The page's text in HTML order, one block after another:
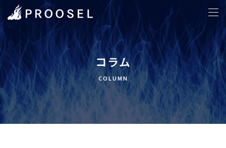
ホーム >営業代行 > 営業代行におけるデメリット
COLUMN
コラム